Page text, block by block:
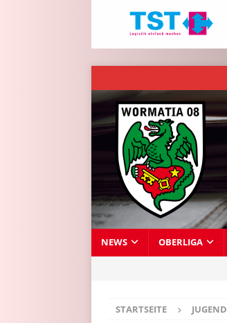
NEWS OBERLIGA
STARTSEITE JUGEND